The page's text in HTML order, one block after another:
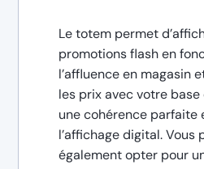
Le totem permet
promotions flash en
l’affluence en magasin
les prix avec votre
une cohérence parfaite
l’affichage digital. Vous
également opter pour